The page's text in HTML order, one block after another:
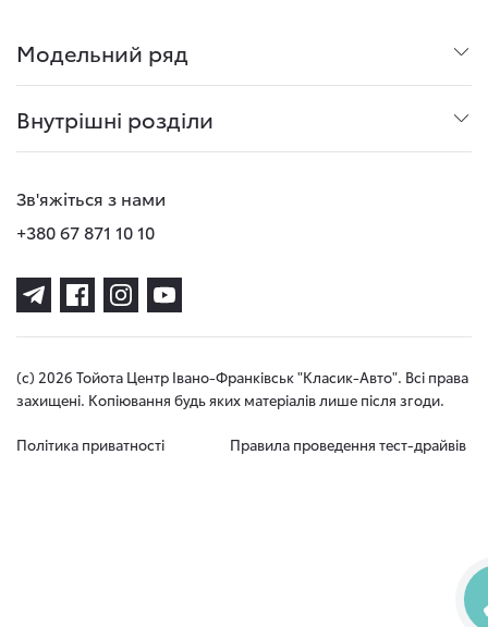
Модельний ряд
Внутрішні розділи
Зв'яжіться з нами
+380 67 871 10 10
(с) 2026 Тойота Центр Івано-Франківськ "Класик-Авто". Всі права
захищені. Копіювання будь яких матеріалів лише після згоди.
Політика приватності Правила проведення тест-драйвів